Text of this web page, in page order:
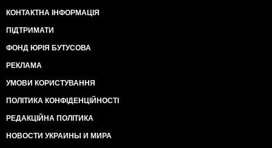
КОНТАКТНА ІНФОРМАЦІЯ
ПІДТРИМАТИ
ФОНД ЮРІЯ БУТУСОВА
РЕКЛАМА
УМОВИ КОРИСТУВАННЯ
ПОЛІТИКА КОНФІДЕНЦІЙНОСТІ
РЕДАКЦІЙНА ПОЛІТИКА
НОВОСТИ УКРАИНЫ И МИРА